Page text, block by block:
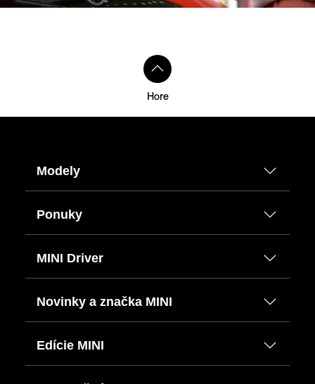
Hore
Modely
Ponuky
MINI Driver
Novinky a značka MINI
Edície MINI